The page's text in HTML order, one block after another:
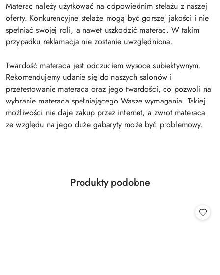
Materac należy użytkować na odpowiednim stelażu z naszej
oferty. Konkurencyjne stelaże mogą być gorszej jakości i nie
spełniać swojej roli, a nawet uszkodzić materac. W takim
przypadku reklamacja nie zostanie uwzględniona.
Twardość materaca jest odczuciem wysoce subiektywnym.
Rekomendujemy udanie się do naszych salonów i
przetestowanie materaca oraz jego twardości, co pozwoli na
wybranie materaca spełniającego Wasze wymagania. Takiej
możliwości nie daje zakup przez internet, a zwrot materaca
ze względu na jego duże gabaryty może być problemowy.
Pomiń karuzelę produktów
Produkty
Produkty podobne